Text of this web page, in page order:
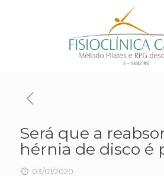
Será que a
hérnia de disco é
03/01/2020